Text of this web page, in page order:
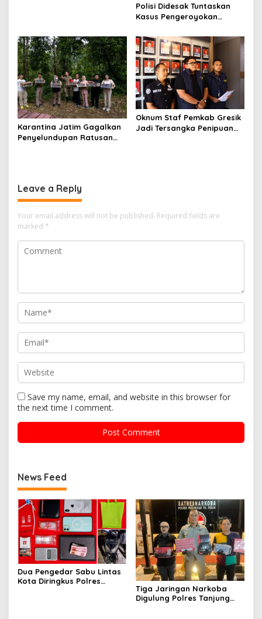
Polisi Didesak Tuntaskan
Kasus Pengeroyokan
Lamongan
Karantina Jatim Gagalkan
Penyelundupan Ratusan
Oknum Staf Pemkab Gresik
Jadi Tersangka Penipuan
Leave a Reply
Your email address will not be published. Required fields are
marked *
Save my name, email, and website in this browser for
the next time I comment.
News Feed
Dua Pengedar Sabu Lintas
Kota Diringkus Polres
Tiga Jaringan Narkoba
Digulung Polres Tanjung